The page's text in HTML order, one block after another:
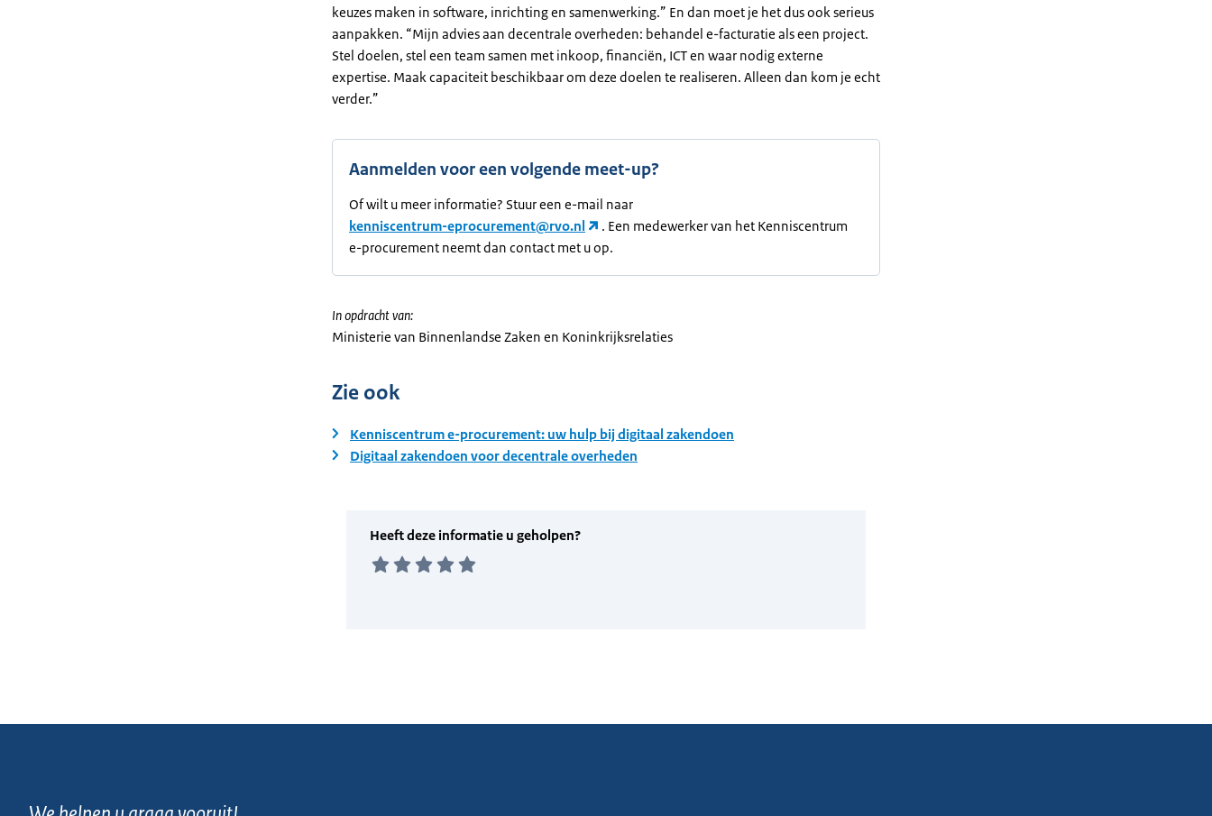
keuzes maken in software, inrichting en samenwerking.” En dan moet je het dus ook serieus
aanpakken. “Mijn advies aan decentrale overheden: behandel e-facturatie als een project.
Stel doelen, stel een team samen met inkoop, financiën, ICT en waar nodig externe
expertise. Maak capaciteit beschikbaar om deze doelen te realiseren. Alleen dan kom je echt
verder.”
Aanmelden voor een volgende meet-up?
Of wilt u meer informatie? Stuur een e-mail naar
kenniscentrum-eprocurement@rvo.nl
. Een medewerker van het Kenniscentrum
e-procurement neemt dan contact met u op.
In opdracht van:
Ministerie van Binnenlandse Zaken en Koninkrijksrelaties
Zie ook
Kenniscentrum e-procurement: uw hulp bij digitaal zakendoen
Digitaal zakendoen voor decentrale overheden